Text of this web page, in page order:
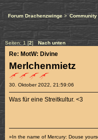
Forum Drachenzwinge > Community
Seiten: 1 [2] Nach unten
Merlchenmietz
30. Oktober 2022, 21:59:06
Re: MotW: Divine
Was für eine Streitkultur. <3
»In the name of Mercury: Douse